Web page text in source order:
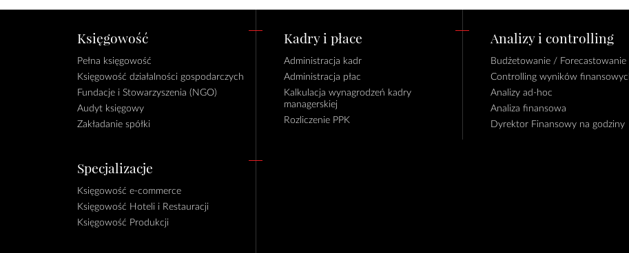
Księgowość
Pełna księgowość
Księgowość działalności gospodarczych
Fundacje i Stowarzyszenia (NGO)
Audyt księgowy
Zakładanie spółki
Kadry i płace
Administracja kadr
Administracja płac
Kalkulacja wynagrodzeń kadry
managerskiej
Rozliczenie PPK
Analizy i controlling
Budżetowanie / Forecastowanie
Controlling wyników
Analizy ad-hoc
Analiza finansowa
Dyrektor Finansowy na godziny
Specjalizacje
Księgowość e-commerce
Księgowość Hoteli i Restauracji
Księgowość Produkcji